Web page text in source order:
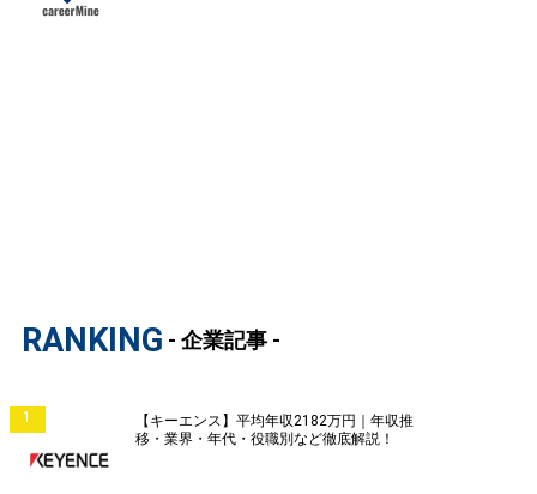
RANKING - 企業記事 -
1
【キーエンス】平均年収2182万円｜年収推
移・業界・年代・役職別など徹底解説！